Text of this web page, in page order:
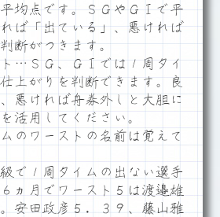
均点です。ＳＧやＧⅠで平
ば「出ている」、悪ければ
断がつきます。
…ＳＧ、ＧⅠでは１周タイ
上がりを判断できます。良
悪ければ舟券外しと大胆に
活用してください。
のワーストの名前は覚えて
で１周タイムの出ない選手
ヵ月でワースト５は渡邉雄
安田政彦５．３９、藤山雅